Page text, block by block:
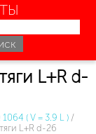
L+R d-
( V = 3.9 L ) /
L+R d-26